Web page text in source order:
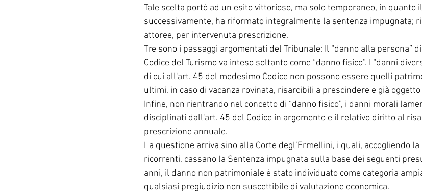
Tale scelta portò ad un esito vittorioso, ma solo temporaneo, in quanto
successivamente, ha riformato integralmente la sentenza impugnata;
attoree, per intervenuta prescrizione.
Tre sono i passaggi argomentati del Tribunale: Il “danno alla persona”
Codice del Turismo va inteso soltanto come “danno fisico”. I “danni
di cui all'art. 45 del medesimo Codice non possono essere quelli
ultimi, in caso di vacanza rovinata, risarcibili a prescindere e già
Infine, non rientrando nel concetto di “danno fisico”, i danni morali
disciplinati dall'art. 45 del Codice in argomento e il relativo diritto al
prescrizione annuale.
La questione arriva sino alla Corte degl’Ermellini, i quali, accogliendo
ricorrenti, cassano la Sentenza impugnata sulla base dei seguenti
anni, il danno non patrimoniale è stato individuato come categoria
qualsiasi pregiudizio non suscettibile di valutazione economica.